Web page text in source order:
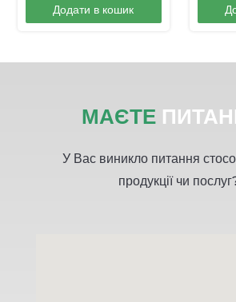
Додати в кошик
МАЄТЕ
У Вас виникло питання
продукції чи